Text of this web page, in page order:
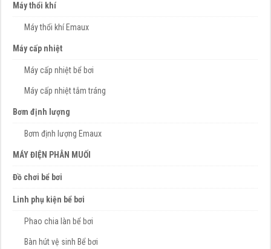
Máy thổi khí
Máy thổi khí Emaux
Máy cấp nhiệt
Máy cấp nhiệt bể bơi
Máy cấp nhiệt tắm tráng
Bơm định lượng
Bơm định lượng Emaux
MÁY ĐIỆN PHÂN MUỐI
Đồ chơi bể bơi
Linh phụ kiện bể bơi
Phao chia làn bể bơi
Bàn hút vệ sinh Bể bơi